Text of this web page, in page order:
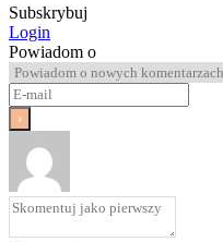
Subskrybuj
Login
Powiadom o